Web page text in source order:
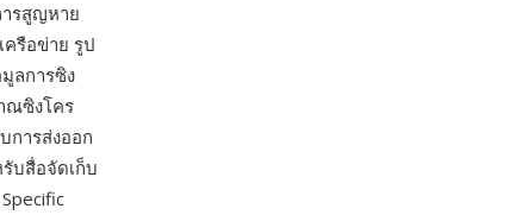
รสูญหาย
รือข่าย รูป
ลการซิง
ณซิงโคร
การส่งออก
บสื่อจัดเก็บ